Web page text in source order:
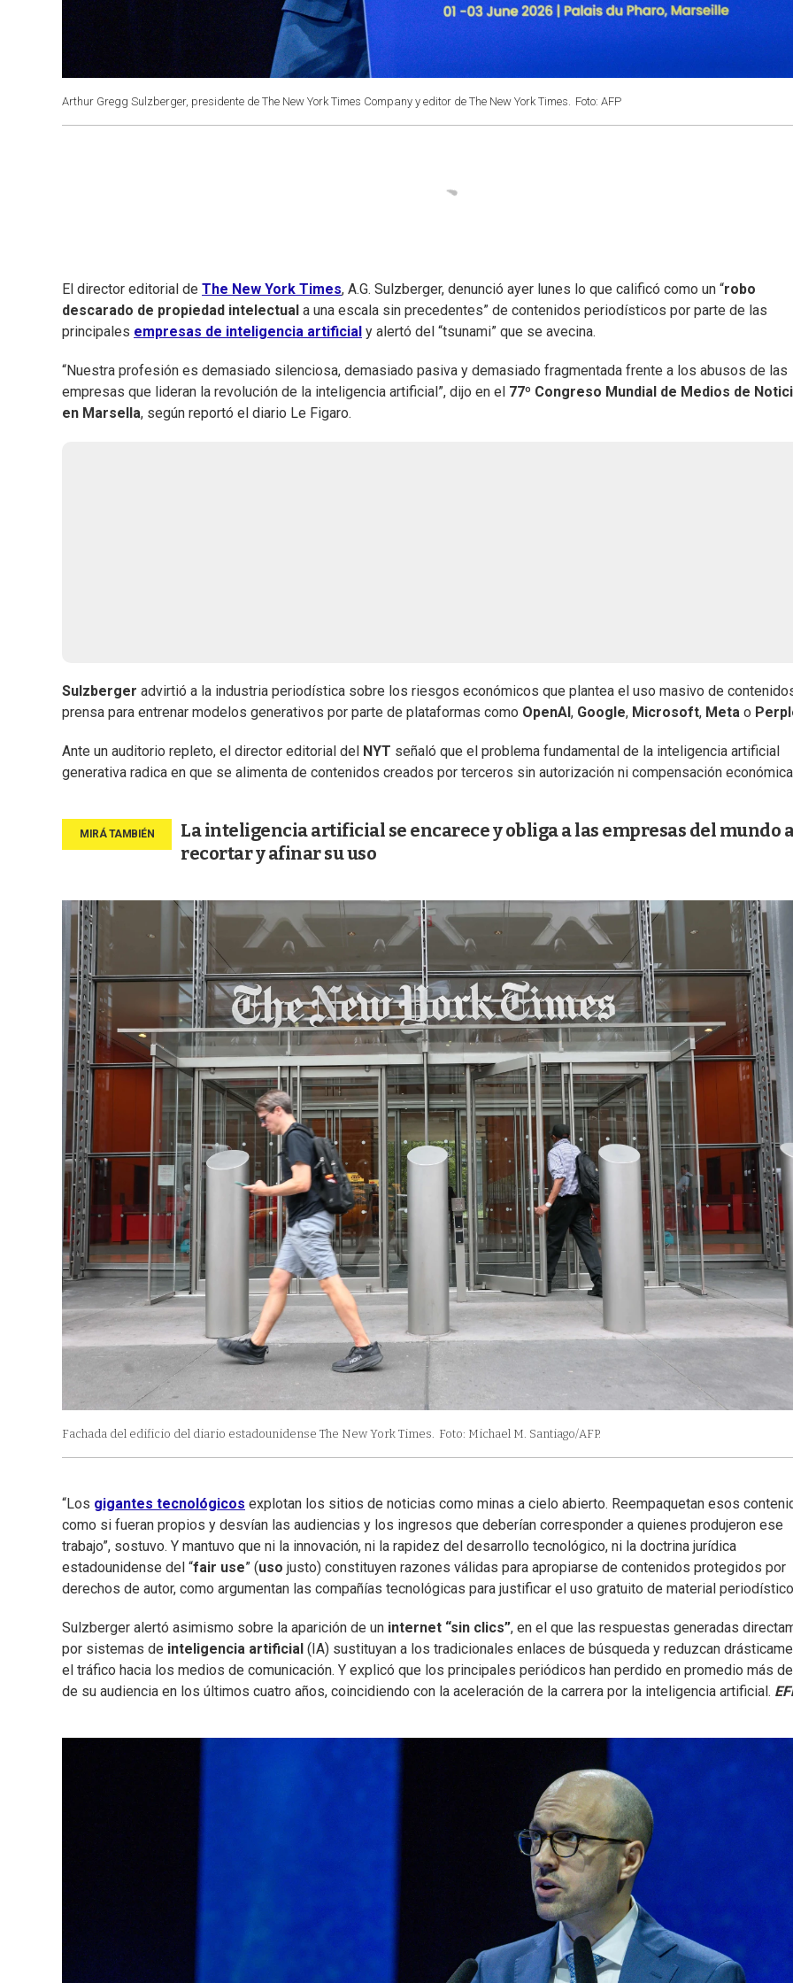
Arthur Gregg Sulzberger, presidente de The New York Times Company y editor de The New York Times. Foto: AFP
El director editorial de The New York Times, A.G. Sulzberger, denunció ayer lunes lo que calificó como un “robo
descarado de propiedad intelectual a una escala sin precedentes” de contenidos periodísticos por parte de las
principales empresas de inteligencia artificial y alertó del “tsunami” que se avecina.
“Nuestra profesión es demasiado silenciosa, demasiado pasiva y demasiado fragmentada frente a los abusos de las
empresas que lideran la revolución de la inteligencia artificial”, dijo en el 77º Congreso Mundial de Medios de
en Marsella, según reportó el diario Le Figaro.
Sulzberger advirtió a la industria periodística sobre los riesgos económicos que plantea el uso masivo de
prensa para entrenar modelos generativos por parte de plataformas como OpenAI , Google, Microsoft, Meta o
Ante un auditorio repleto, el director editorial del NYT señaló que el problema fundamental de la inteligencia artificial
generativa radica en que se alimenta de contenidos creados por terceros sin autorización ni compensación
La inteligencia artificial se encarece y obliga a las empresas del mundo a
recortar y afinar su uso
Fachada del edificio del diario estadounidense The New York Times. Foto: Michael M. Santiago/AFP.
“Los gigantes tecnológicos explotan los sitios de noticias como minas a cielo abierto. Reempaquetan esos
como si fueran propios y desvían las audiencias y los ingresos que deberían corresponder a quienes produjeron ese
trabajo”, sostuvo. Y mantuvo que ni la innovación, ni la rapidez del desarrollo tecnológico, ni la doctrina jurídica
estadounidense del “fair use” (uso justo) constituyen razones válidas para apropiarse de contenidos protegidos por
derechos de autor, como argumentan las compañías tecnológicas para justificar el uso gratuito de material
Sulzberger alertó asimismo sobre la aparición de un internet “sin clics”, en el que las respuestas generadas
por sistemas de inteligencia artificial (IA) sustituyan a los tradicionales enlaces de búsqueda y reduzcan
el tráfico hacia los medios de comunicación. Y explicó que los principales periódicos han perdido en promedio más
de su audiencia en los últimos cuatro años, coincidiendo con la aceleración de la carrera por la inteligencia artificial.